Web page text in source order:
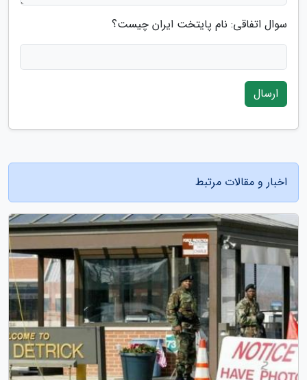
سوال اتفاقی: نام پایتخت ایران چیست؟
ارسال
اخبار و مقالات مرتبط